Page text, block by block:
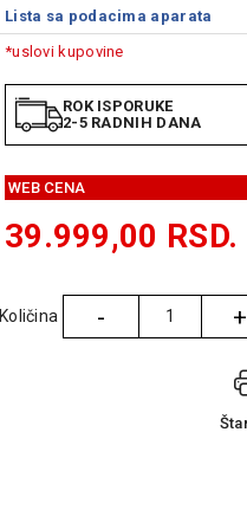
Lista sa podacima aparata
*uslovi kupovine
ROK ISPORUKE
2-5 RADNIH DANA
WEB CENA
39.999,00 RSD.
Količina - +